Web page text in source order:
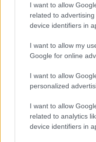
I want to allow
related to
device identifiers in
I want to allow my
Google for online
I want to allow
personalized
I want to allow
related to analytics
device identifiers in
διοργάνωση, τόσο σε
εκθέτες και
βάση, μία φορά στην
Εκεί που η
Η ECDM Expo
κορυφαίων
Μέσα από ένα
συνεδριακών